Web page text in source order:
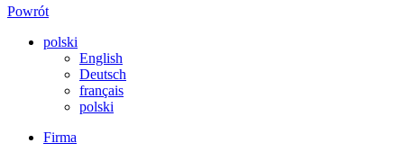
Powrót
polski
English
Deutsch
français
polski
Firma